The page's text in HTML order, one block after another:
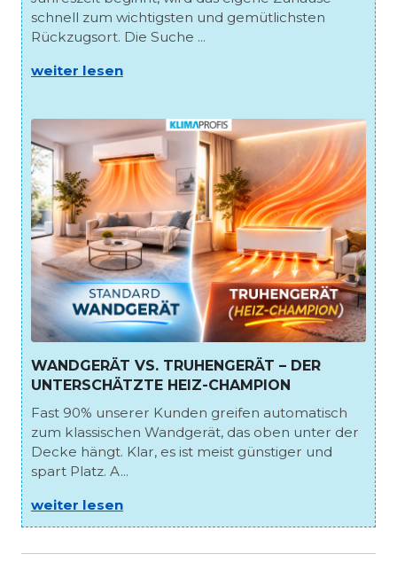
schnell zum wichtigsten und gemütlichsten
Rückzugsort. Die Suche ...
weiter lesen
WANDGERÄT VS. TRUHENGERÄT – DER
UNTERSCHÄTZTE HEIZ-CHAMPION
Fast 90% unserer Kunden greifen automatisch
zum klassischen Wandgerät, das oben unter der
Decke hängt. Klar, es ist meist günstiger und
spart Platz. A...
weiter lesen